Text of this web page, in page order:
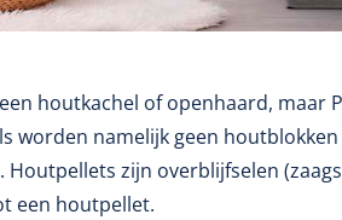
houtkachel of openhaard,
worden namelijk geen
zijn overblijfselen
een houtpellet.